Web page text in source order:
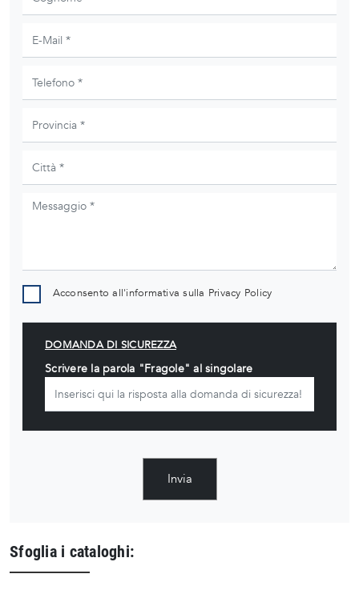
Acconsento all'informativa sulla Privacy Policy
DOMANDA DI SICUREZZA
Scrivere la parola "Fragole" al singolare
Invia
Sfoglia i cataloghi: